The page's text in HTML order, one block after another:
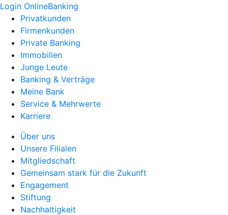
Login OnlineBanking
Privatkunden
Firmenkunden
Private Banking
Immobilien
Junge Leute
Banking & Verträge
Meine Bank
Service & Mehrwerte
Karriere
Über uns
Unsere Filialen
Mitgliedschaft
Gemeinsam stark für die Zukunft
Engagement
Stiftung
Nachhaltigkeit